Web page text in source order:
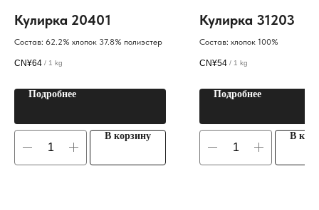
Кулирка 20401
Состав: 62.2% хлопок 37.8% полиэстер
CN¥64 / 1 kg
Подробнее
В корзину
Кулирка 31203
Состав: хлопок 100%
CN¥54 / 1 kg
Подробнее
В